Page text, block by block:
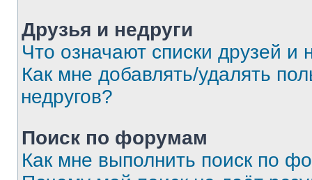
Друзья и недруги
Что означают списки друзей и
Как мне добавлять/удалять
недругов?
Поиск по форумам
Как мне выполнить поиск по